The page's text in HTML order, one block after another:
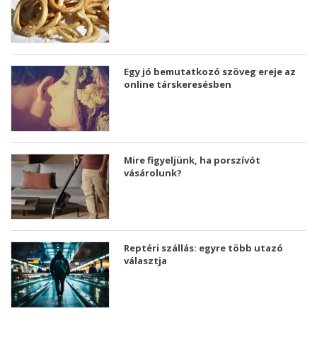
Egy jó bemutatkozó szöveg ereje az
online társkeresésben
Mire figyeljünk, ha porszívót
vásárolunk?
Reptéri szállás: egyre több utazó
választja